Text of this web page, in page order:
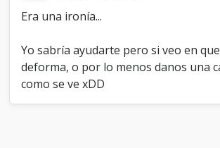
Era una ironía...
Yo sabría ayudarte pero si veo en
deforma, o por lo menos danos una
como se ve xDD